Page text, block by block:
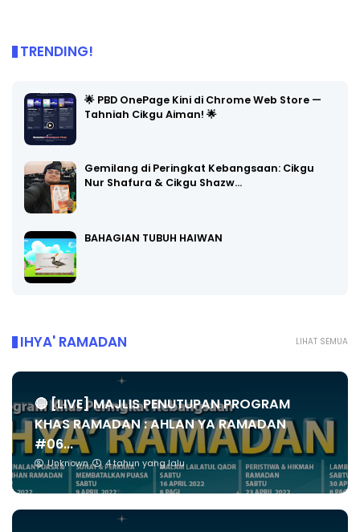
TRENDING!
🌟 PBD OnePage Kini di Chrome Web Store —
Tahniah Cikgu Aiman! 🌟
Gemilang di Peringkat Kebangsaan: Cikgu
Nur Shafura & Cikgu Shazw…
BAHAGIAN TUBUH HAIWAN
LIHAT SEMUA
IHYA' RAMADAN
🔴 [LIVE] MAJLIS PENUTUPAN PROGRAM
KHAS RAMADAN : AHLAN YA RAMADAN
#06...
Unknown 4 tahun yang lalu